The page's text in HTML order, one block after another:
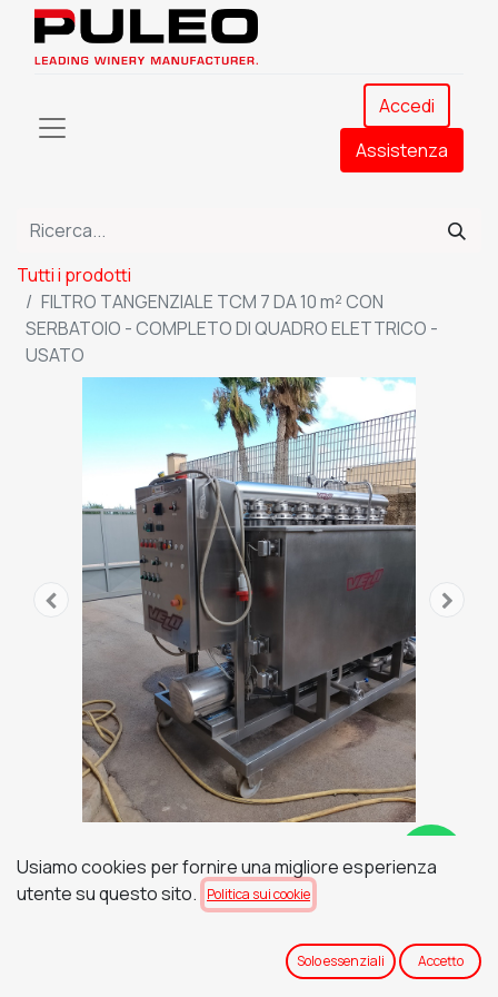
Accedi
Assistenza​
Tutti i prodotti
FILTRO TANGENZIALE TCM 7 DA 10 m² CON
SERBATOIO - COMPLETO DI QUADRO ELETTRICO -
USATO
FILTRO TANGENZIALE TCM 7
DA 10 m² CON SERBATOIO -
COMPLETO DI QUADRO
Usiamo cookies per fornire una migliore esperienza
utente su questo sito.
Politica sui cookie
Solo essenziali Accetto